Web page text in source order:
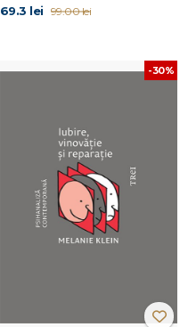
69.3 lei 99.00 lei
-30%